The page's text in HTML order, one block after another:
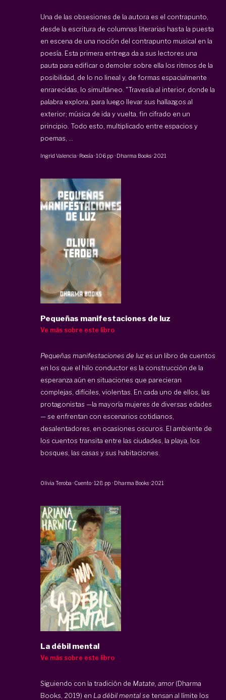
Una de las obsesiones de la autora es el contrapunto,
desde la escritura de columnas literarias hasta la puesta
en escena de una noción del contrapunto musical en la
poesía. Esta primera entrega da a sus lectores una
pauta para edificar o demoler sobre ella los ritmos de la
posibilidad, de lo no lineal y, de formas espacialmente
enrarecidas, lo simultáneo. "Travesía al interior, donde la
palabra explora, para luego llevar sus hallazgos al
exterior; música de ida y vuelta, fin cifrado en un
principio. Todo esto, multiplicado entre espacios y
poemas, ...
Ingrid Valencia · Poesía ·106 pp · Dharma Books·2021
Pequeñas manifestaciones de luz
Ve más sobre este libro
Pequeñas manifestaciones de luz es un libro de cuentos
en los que el hilo conductor es la construcción de la
esperanza aún en situaciones que parecieran
complejas, difíciles, violentas. En cada uno de ellos, las
protagonistas —la mayoría mujeres de diversas edades
— se enfrentan con escenarios cotidianos,
desalentadores, en ocasiones oscuros. El ambiente de
los cuentos transita entre las ciudades, la playa, los
bosques, las casas y sus habitaciones.
Olivia Teroba · Cuento·128 pp · Dharma Books·2021
La débil mental
Ve más sobre este libro
Siguiendo con la tradición de Matate, amor (Dharma
Books, 2019) en La débil mentalse tensan al límite los